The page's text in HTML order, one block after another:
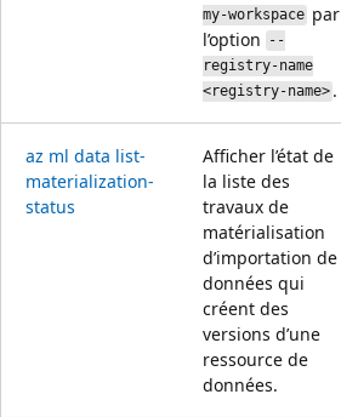
my-workspace par
l’option
--
registry-name
<registry-name> .
az ml data list-
materialization-
status
Afficher l’état de
la liste des
travaux de
matérialisation
d’importation de
données qui
créent des
versions d’une
ressource de
données.